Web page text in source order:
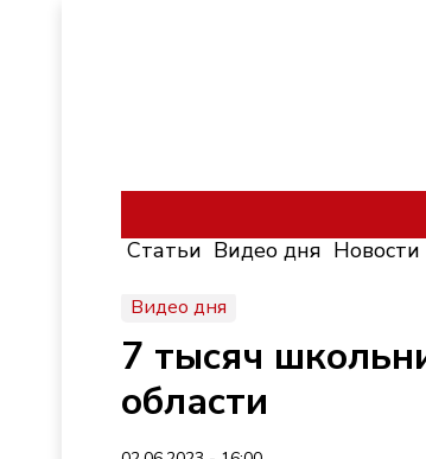
Статьи Видео дня Новости
Видео дня
7 тысяч
области